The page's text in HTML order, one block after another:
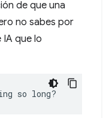
de que una
no sabes por
IA que lo
so long?